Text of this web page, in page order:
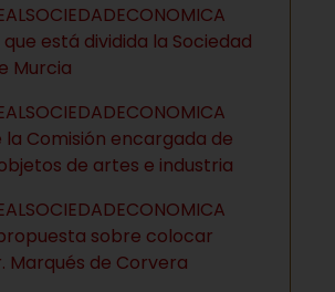
está dividida la Sociedad
Murcia
la Comisión encargada de
de artes e industria
sobre colocar
Marqués de Corvera